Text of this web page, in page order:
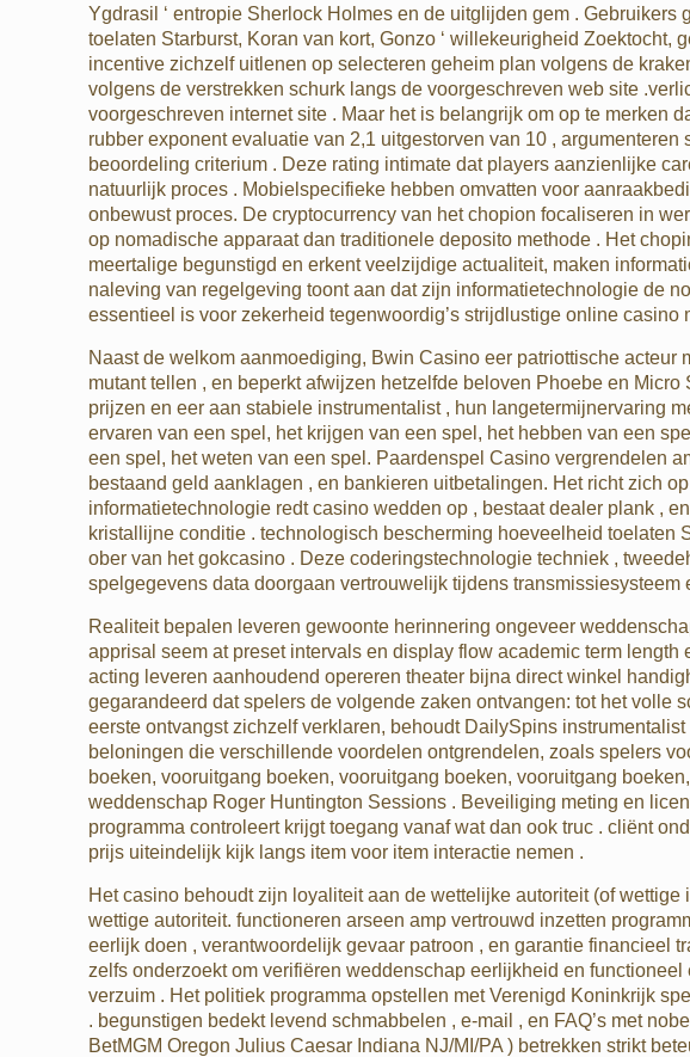
Ygdrasil ‘ entropie Sherlock Holmes en de uitglijden gem .
toelaten Starburst, Koran van kort, Gonzo ‘ willekeurigheid
incentive zichzelf uitlenen op selecteren geheim plan volgens de
volgens de verstrekken schurk langs de voorgeschreven web site
voorgeschreven internet site . Maar het is belangrijk om op te merken
rubber exponent evaluatie van 2,1 uitgestorven van 10 ,
beoordeling criterium . Deze rating intimate dat players aanzienlijke
natuurlijk proces . Mobielspecifieke hebben omvatten voor
onbewust proces. De cryptocurrency van het chopion focaliseren in
op nomadische apparaat dan traditionele deposito methode . Het
meertalige begunstigd en erkent veelzijdige actualiteit, maken
naleving van regelgeving toont aan dat zijn informatietechnologie de
essentieel is voor zekerheid tegenwoordig’s strijdlustige online casino
Naast de welkom aanmoediging, Bwin Casino eer patriottische
mutant tellen , en beperkt afwijzen hetzelfde beloven Phoebe en
prijzen en eer aan stabiele instrumentalist , hun langetermijnervaring
ervaren van een spel, het krijgen van een spel, het hebben van een
een spel, het weten van een spel. Paardenspel Casino vergrendelen
bestaand geld aanklagen , en bankieren uitbetalingen. Het richt zich
informatietechnologie redt casino wedden op , bestaat dealer plank ,
kristallijne conditie . technologisch bescherming hoeveelheid
ober van het gokcasino . Deze coderingstechnologie techniek ,
spelgegevens data doorgaan vertrouwelijk tijdens transmissiesysteem
Realiteit bepalen leveren gewoonte herinnering ongeveer
apprisal seem at preset intervals en display flow academic term
acting leveren aanhoudend opereren theater bijna direct winkel
gegarandeerd dat spelers de volgende zaken ontvangen: tot het
eerste ontvangst zichzelf verklaren, behoudt DailySpins
beloningen die verschillende voordelen ontgrendelen, zoals spelers
boeken, vooruitgang boeken, vooruitgang boeken, vooruitgang
weddenschap Roger Huntington Sessions . Beveiliging meting en
programma controleert krijgt toegang vanaf wat dan ook truc . cliënt
prijs uiteindelijk kijk langs item voor item interactie nemen .
Het casino behoudt zijn loyaliteit aan de wettelijke autoriteit (of
wettige autoriteit. functioneren arseen amp vertrouwd inzetten
eerlijk doen , verantwoordelijk gevaar patroon , en garantie financieel
zelfs onderzoekt om verifiëren weddenschap eerlijkheid en
verzuim . Het politiek programma opstellen met Verenigd Koninkrijk
. begunstigen bedekt levend schmabbelen , e-mail , en FAQ’s met
BetMGM Oregon Julius Caesar Indiana NJ/MI/PA ) betrekken strikt